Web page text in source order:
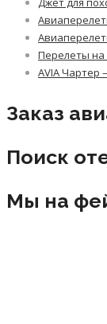
Перелеты на
AVIA Чартер
Заказ
Поиск
Мы на